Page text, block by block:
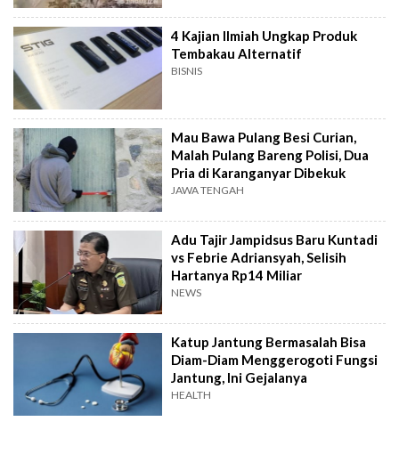
4 Kajian Ilmiah Ungkap Produk
Tembakau Alternatif
BISNIS
Mau Bawa Pulang Besi Curian,
Malah Pulang Bareng Polisi, Dua
Pria di Karanganyar Dibekuk
JAWA TENGAH
Adu Tajir Jampidsus Baru Kuntadi
vs Febrie Adriansyah, Selisih
Hartanya Rp14 Miliar
NEWS
Katup Jantung Bermasalah Bisa
Diam-Diam Menggerogoti Fungsi
Jantung, Ini Gejalanya
HEALTH